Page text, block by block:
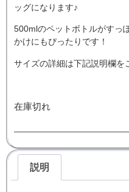
ッグになります♪
500mlのペットボトルがすっ
かけにもぴったりです！
サイズの詳細は下記説明欄を
在庫切れ
説明